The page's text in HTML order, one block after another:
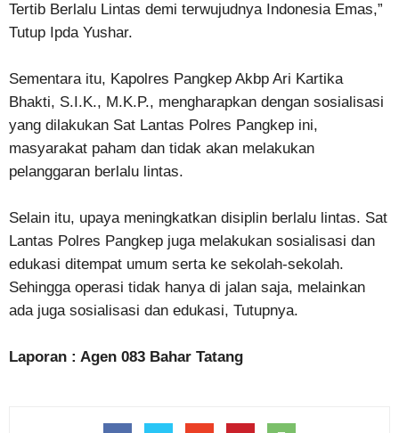
Tertib Berlalu Lintas demi terwujudnya Indonesia Emas,”
Tutup Ipda Yushar.
Sementara itu, Kapolres Pangkep Akbp Ari Kartika
Bhakti, S.I.K., M.K.P., mengharapkan dengan sosialisasi
yang dilakukan Sat Lantas Polres Pangkep ini,
masyarakat paham dan tidak akan melakukan
pelanggaran berlalu lintas.
Selain itu, upaya meningkatkan disiplin berlalu lintas. Sat
Lantas Polres Pangkep juga melakukan sosialisasi dan
edukasi ditempat umum serta ke sekolah-sekolah.
Sehingga operasi tidak hanya di jalan saja, melainkan
ada juga sosialisasi dan edukasi, Tutupnya.
Laporan : Agen 083 Bahar Tatang